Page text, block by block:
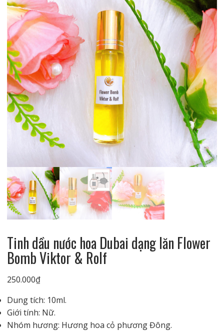
Tinh dầu nước hoa Dubai dạng lăn Flower
Bomb Viktor & Rolf
250.000₫
Dung tích: 10ml.
Giới tính: Nữ.
Nhóm hương: Hương hoa cỏ phương Đông.